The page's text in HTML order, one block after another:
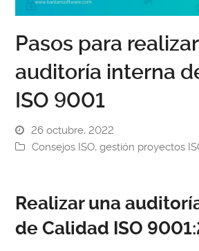
Pasos para
auditoría interna
ISO 9001
26 octubre, 2022
Consejos ISO,gestión proyectos
Realizar una
de Calidad ISO